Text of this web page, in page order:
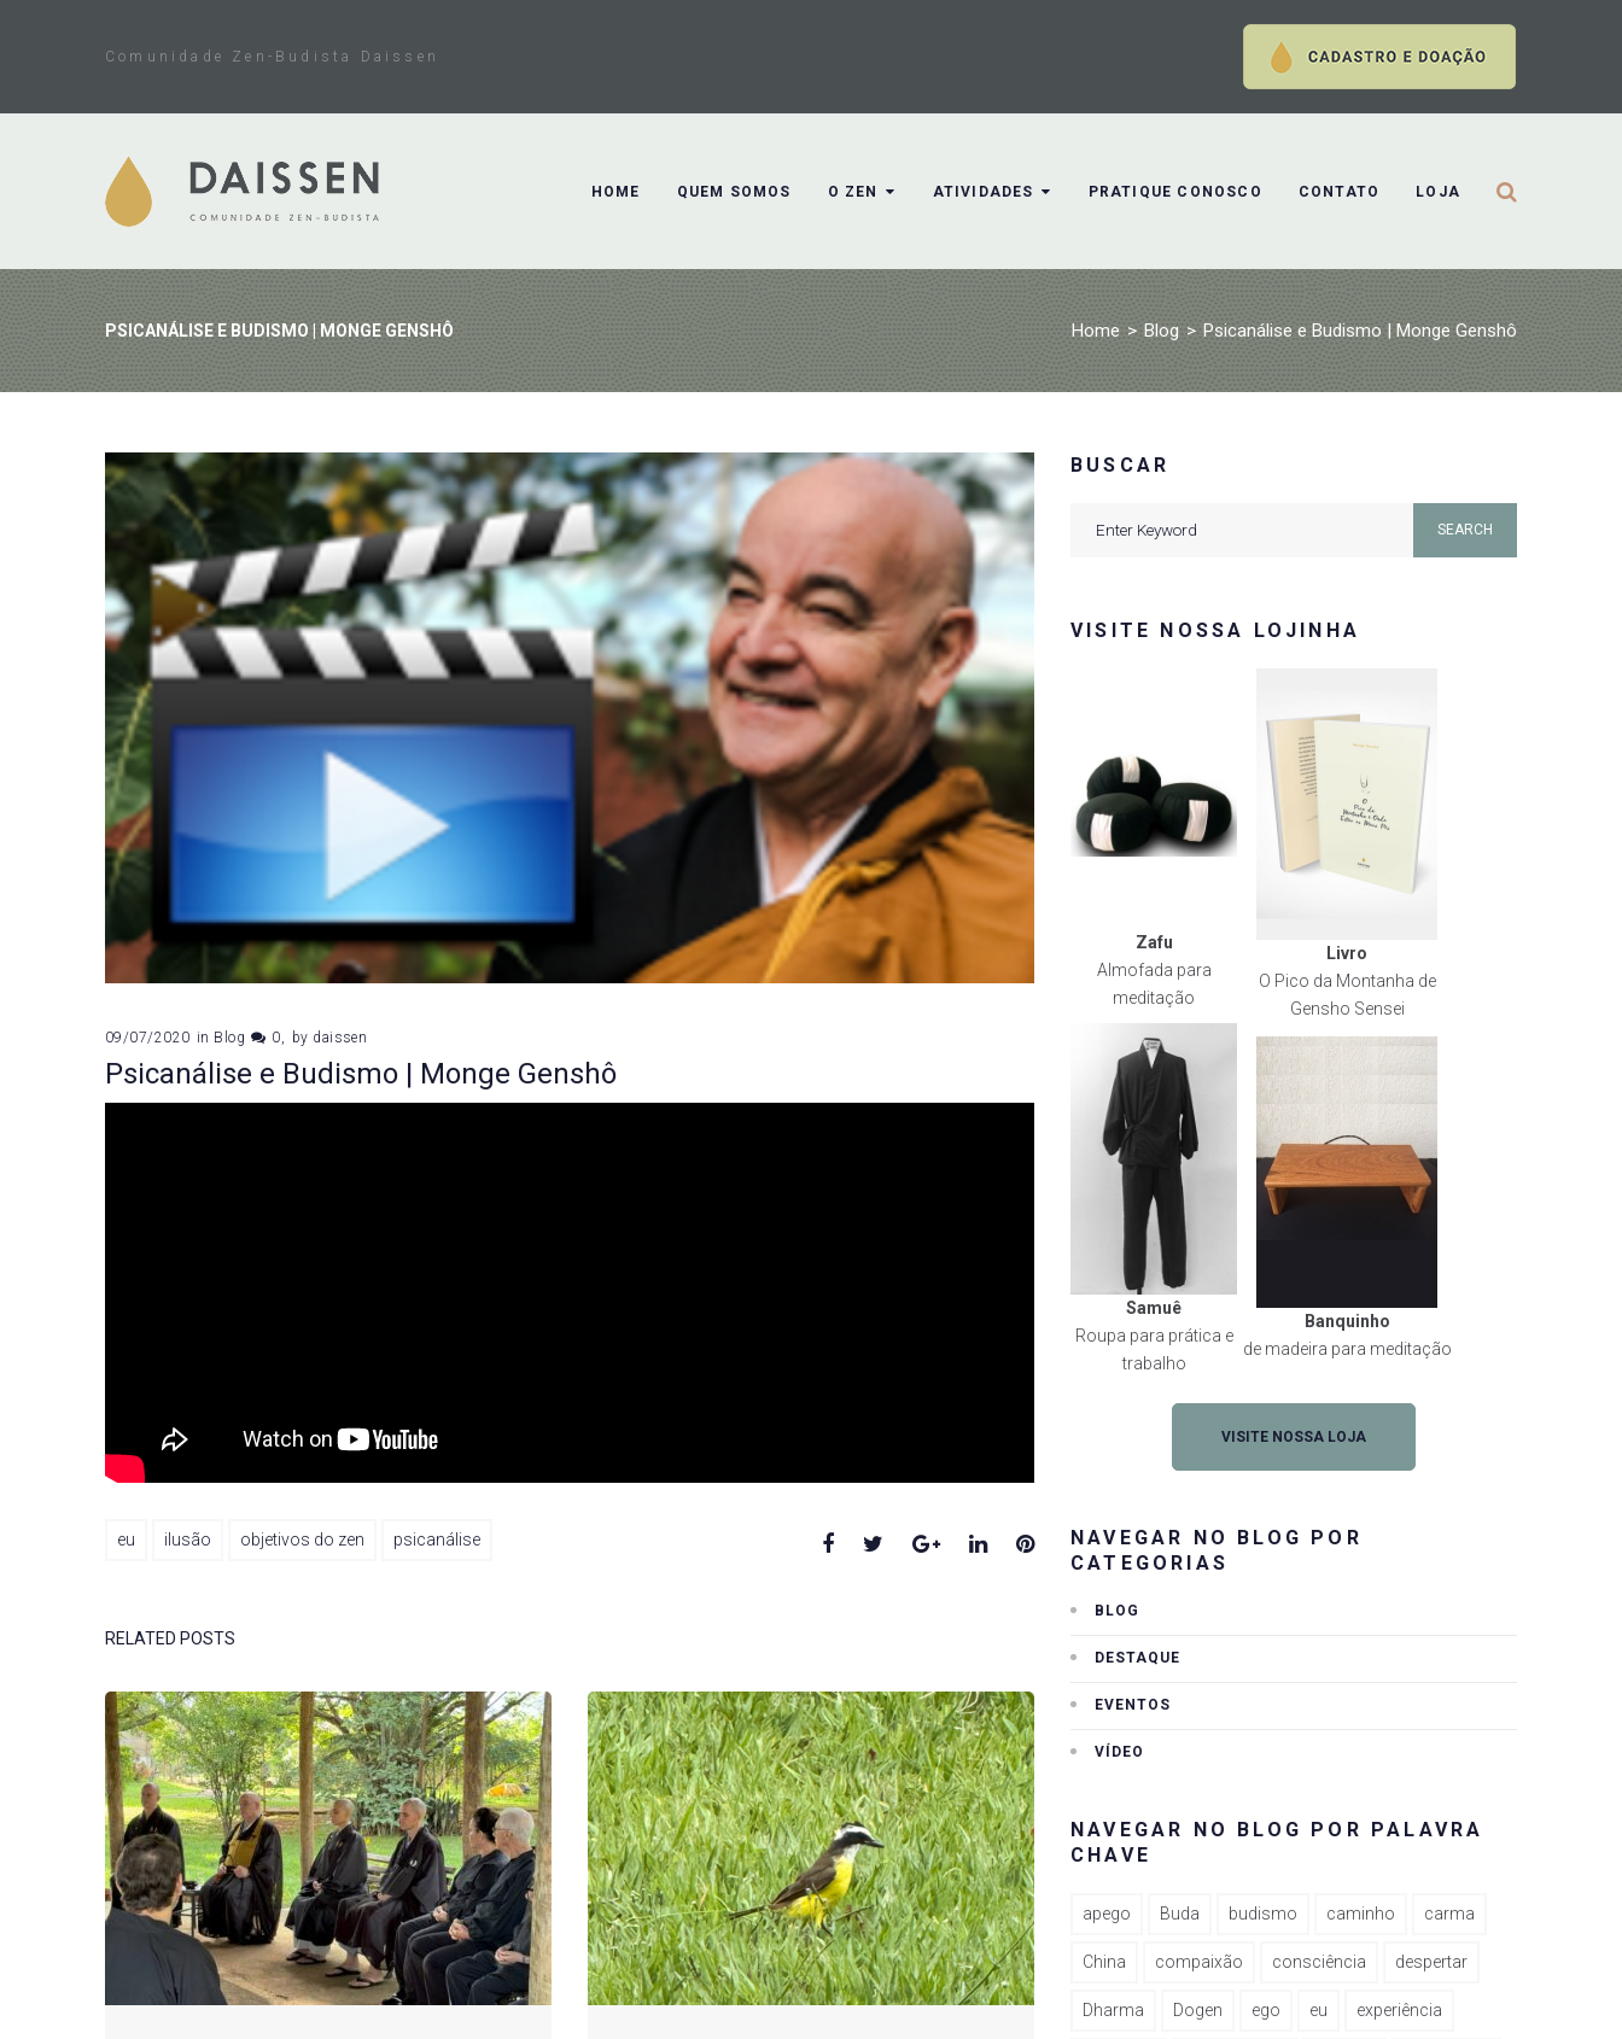
Comunidade Zen-Budista Daissen
HOME QUEM SOMOS O ZEN ATIVIDADES PRATIQUE CONOSCO CONTATO LOJA
PSICANÁLISE E BUDISMO | MONGE GENSHÔ Home > Blog > Psicanálise e Budismo | Monge Genshô
09/07/2020 in Blog 0 by daissen
Psicanálise e Budismo | Monge Genshô
eu ilusão objetivos do zen psicanálise Facebook
TwitterGoogle+LinkedInPinterest
RELATED POSTS
BUSCAR
SEARCH
VISITE NOSSA LOJINHA
Zafu
Almofada para
meditação
Livro
O Pico da Montanha de
Gensho Sensei
Samuê
Roupa para prática e
trabalho
Banquinho
de madeira para meditação
VISITE NOSSA LOJA
NAVEGAR NO BLOG POR
CATEGORIAS
BLOG
DESTAQUE
EVENTOS
VÍDEO
NAVEGAR NO BLOG POR PALAVRA
CHAVE
apego Buda budismo caminho carma
China compaixão consciência despertar
Dharma Dogen ego eu experiência